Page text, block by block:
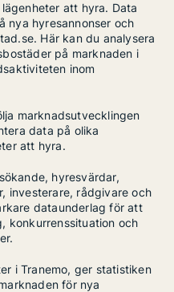
att hyra. Data
nya hyresannonser och
Här kan du analysera
på marknaden i
inom
marknadsutvecklingen
data på olika
att hyra.
hyresvärdar,
investerare, rådgivare och
dataunderlag för att
konkurrenssituation och
i Tranemo, ger statistiken
för nya